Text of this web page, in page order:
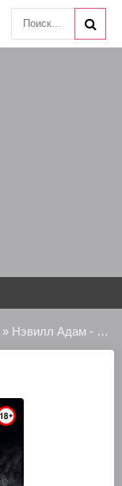
» Нэвилл Адам - Свинья